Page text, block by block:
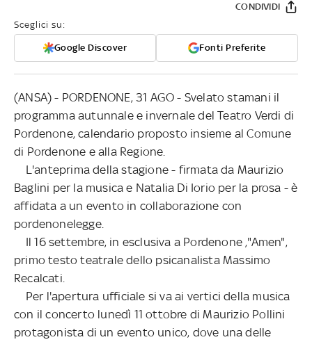
Sceglici su:
Google Discover Fonti Preferite
CONDIVIDI
(ANSA) - PORDENONE, 31 AGO - Svelato stamani il
programma autunnale e invernale del Teatro Verdi di
Pordenone, calendario proposto insieme al Comune
di Pordenone e alla Regione.
L'anteprima della stagione - firmata da Maurizio
Baglini per la musica e Natalia Di Iorio per la prosa - è
affidata a un evento in collaborazione con
pordenonelegge.
Il 16 settembre, in esclusiva a Pordenone ,"Amen",
primo testo teatrale dello psicanalista Massimo
Recalcati.
Per l'apertura ufficiale si va ai vertici della musica
con il concerto lunedì 11 ottobre di Maurizio Pollini
protagonista di un evento unico, dove una delle